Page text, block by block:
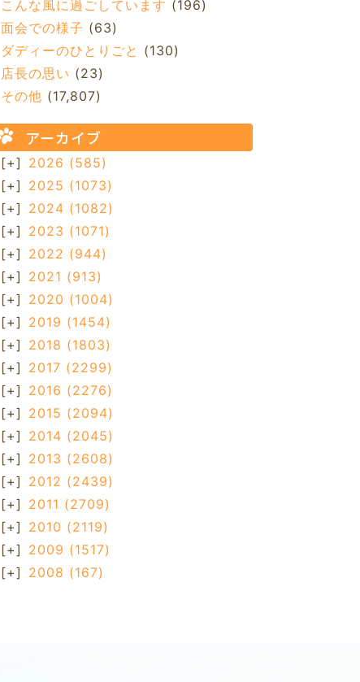
こんな風に過ごしています (196)
面会での様子 (63)
ダディーのひとりごと (130)
店長の思い (23)
その他 (17,807)
アーカイブ
[+] 2026 (585)
[+] 2025 (1073)
[+] 2024 (1082)
[+] 2023 (1071)
[+] 2022 (944)
[+] 2021 (913)
[+] 2020 (1004)
[+] 2019 (1454)
[+] 2018 (1803)
[+] 2017 (2299)
[+] 2016 (2276)
[+] 2015 (2094)
[+] 2014 (2045)
[+] 2013 (2608)
[+] 2012 (2439)
[+] 2011 (2709)
[+] 2010 (2119)
[+] 2009 (1517)
[+] 2008 (167)